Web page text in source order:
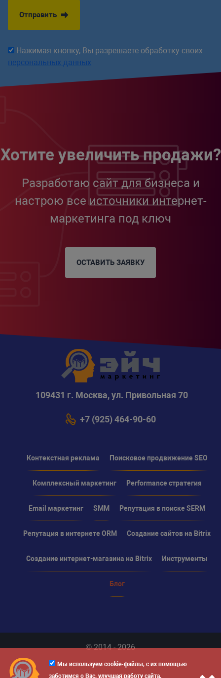
Мы используем cookie-файлы, с их помощью
заботимся о Вас, улучшая работу сайта.
Отправить
Нажимая кнопку, Вы разрешаете обработку своих
персональных данных
Хотите увеличить продажи?
Разработаю сайт для бизнеса и
настрою все источники интернет-
маркетинга под ключ
ОСТАВИТЬ ЗАЯВКУ
109431 г. Москва, ул. Привольная 70
+7 (925) 464-90-60
Контекстная реклама Поисковое продвижение SEO
Комплексный маркетинг Performance стратегия
Email маркетинг SMM Репутация в поиске SERM
Репутация в интернете ORM Создание сайтов на Bitrix
Создание интернет-магазина на Bitrix Инструменты
Блог
© 2014 - 2026